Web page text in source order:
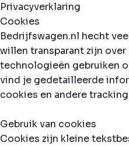
Privacyverklaring
Cookies
Bedrijfswagen.nl hecht
willen transparant zijn
technologieën gebruiken
vind je gedetailleerde
cookies en andere
Gebruik van cookies
Cookies zijn kleine